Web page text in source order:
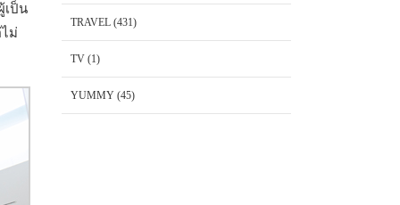
เป็น
ม่
TRAVEL(431)
TV(1)
YUMMY(45)